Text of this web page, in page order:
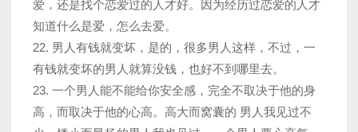
爱，还是找个恋爱过的人才好。因为经历过恋爱的人才
知道什么是爱，怎么去爱。
22. 男人有钱就变坏，是的，很多男人这样，不过，一
有钱就变坏的男人就算没钱，也好不到哪里去。
23. 一个男人能不能给你安全感，完全不取决于他的身
高，而取决于他的心高。高大而窝囊的 男人我见过不